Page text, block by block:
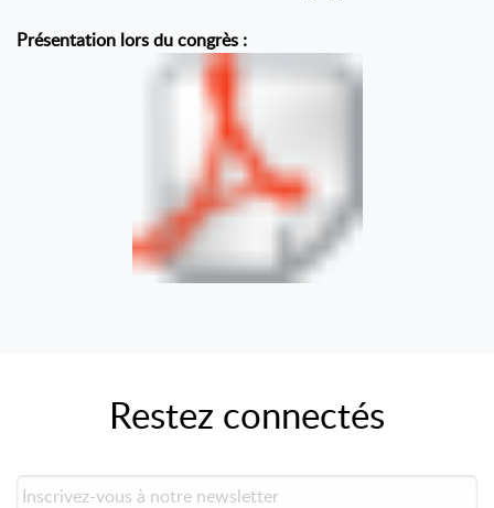
Présentation lors du congrès :
Restez connectés